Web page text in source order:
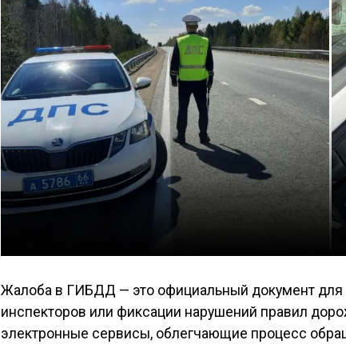
Жалоба в ГИБДД — это официальный документ
инспекторов или фиксации нарушений правил
электронные сервисы, облегчающие процесс